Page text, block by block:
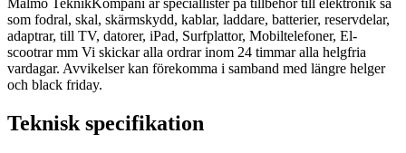
Malmö TeknikKompani är speciallister på tillbehör till elektronik så
som fodral, skal, skärmskydd, kablar, laddare, batterier, reservdelar,
adaptrar, till TV, datorer, iPad, Surfplattor, Mobiltelefoner, El-
scootrar mm Vi skickar alla ordrar inom 24 timmar alla helgfria
vardagar. Avvikelser kan förekomma i samband med längre helger
och black friday.
Teknisk specifikation